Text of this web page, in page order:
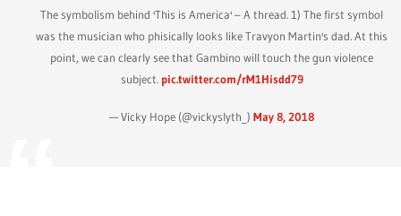
The symbolism behind 'This is America' – A thread. 1) The first symbol
was the musician who phisically looks like Travyon Martin's dad. At this
point, we can clearly see that Gambino will touch the gun violence
subject. pic.twitter.com/rM1Hisdd79
— Vicky Hope (@vickyslyth_)May 8, 2018